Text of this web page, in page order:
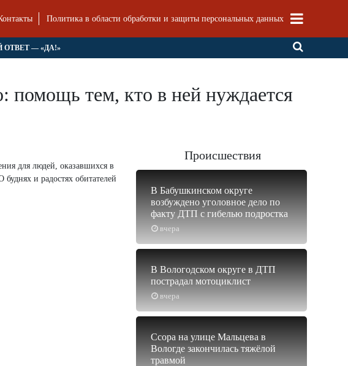
Политика в области обработки и защиты персональных данных
ОТВЕТ — «ДА!»
помощь тем, кто в ней нуждается
для людей, оказавшихся в
и радостях обитателей
Происшествия
вчера
В Бабушкинском округе
возбуждено уголовное дело по
факту ДТП с гибелью подростка
вчера
В Вологодском округе в ДТП
пострадал мотоциклист
Ссора на улице Мальцева в
Вологде закончилась тяжёлой
травмой